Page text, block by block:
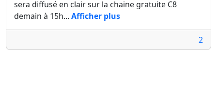
sera diffusé en clair sur la chaine gratuite C8
demain à 15h... Afficher plus
2